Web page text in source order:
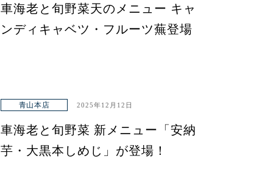
車海老と旬野菜天のメニュー キャ
ンディキャベツ・フルーツ蕪登場
青山本店 2025年12月12日
車海老と旬野菜 新メニュー「安納
芋・大黒本しめじ」が登場！